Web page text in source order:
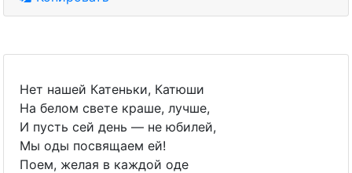
Нет нашей Катеньки, Катюши
На белом свете краше, лучше,
И пусть сей день — не юбилей,
Мы оды посвящаем ей!
Поем, желая в каждой оде